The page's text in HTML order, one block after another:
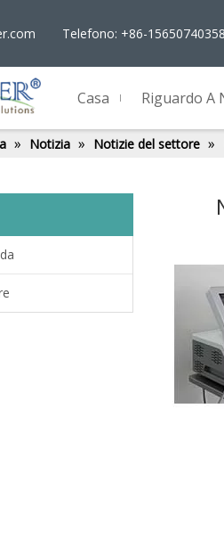
Telefono: +86-
Casa Riguardo A
» Notizia » Notizie del settore »